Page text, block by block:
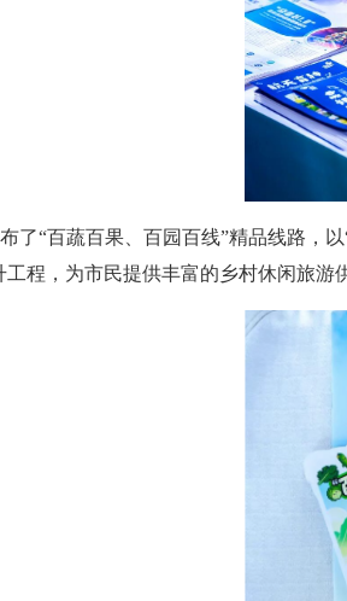
“百蔬百果、百园百线”精品线路，以
程，为市民提供丰富的乡村休闲旅游